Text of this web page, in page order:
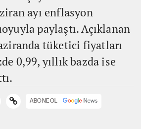
ayı enflasyon
paylaştı. Açıklanan
tüketici fiyatları
0,99, yıllık bazda ise
ABONE OL